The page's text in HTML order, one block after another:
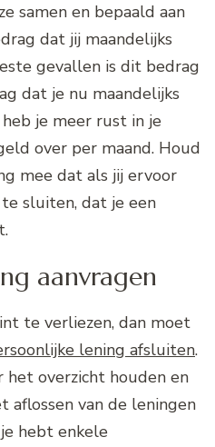
samen en bepaald aan
dat jij maandelijks
gevallen is dit bedrag
dat je nu maandelijks
je meer rust in je
over per maand. Houd
mee dat als jij ervoor
sluiten, dat je een
aanvragen
te verliezen, dan moet
lening afsluiten.
het overzicht houden en
aflossen van de leningen
hebt enkele